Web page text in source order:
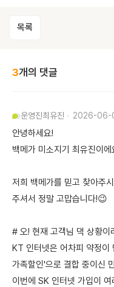
목록
3개의 댓글
운영진최유진 2026-06-
안녕하세요!
백메가 미소지기 최유진이
저희 백메가를 믿고 찾아주
주셔서 정말 고맙습니다!😉
# 오! 현재 고객님 댁 상황이
KT 인터넷은 어차피 약정이
가족할인'으로 결합 중이신
이번에 SK 인터넷 가입이